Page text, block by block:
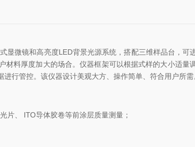
微镜和高亮度LED背景光源系统，搭配三维样品台，可
料厚度加大的场合。仪器框架可以根据式样的大小适量
行管控。该仪器设计美观大方、操作简单、符合用户所需
片、 ITO导体胶卷等前涂层质量测量；